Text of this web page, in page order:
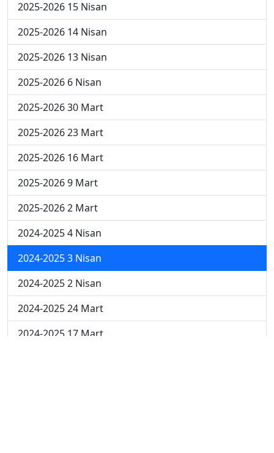
2025-2026 15 Nisan
2025-2026 14 Nisan
2025-2026 13 Nisan
2025-2026 6 Nisan
2025-2026 30 Mart
2025-2026 23 Mart
2025-2026 16 Mart
2025-2026 9 Mart
2025-2026 2 Mart
2024-2025 4 Nisan
2024-2025 3 Nisan
2024-2025 2 Nisan
2024-2025 24 Mart
2024-2025 17 Mart